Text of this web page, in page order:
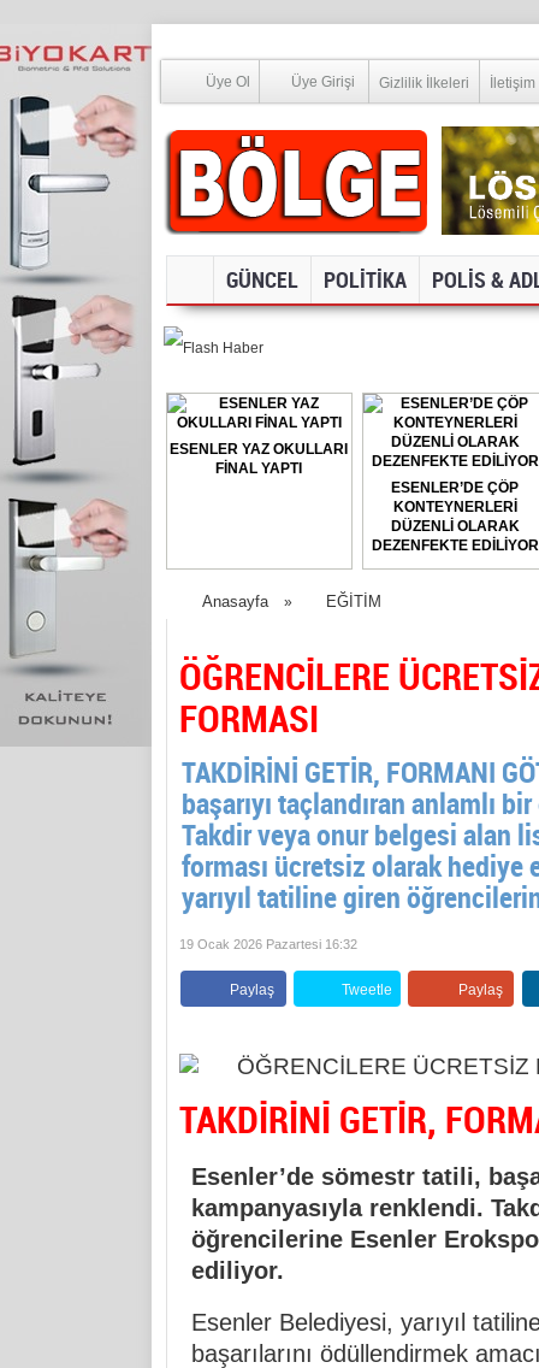
Üye Ol Üye Girişi Gizlilik İlkeleri İletişim
GÜNCEL POLİTİKA POLİS &
ESENLER YAZ OKULLARI
FİNAL YAPTI
ESENLER’DE ÇÖP
KONTEYNERLERİ
DÜZENLİ OLARAK
DEZENFEKTE EDİLİYOR
Anasayfa » EĞİTİM
ÖĞRENCİLERE
FORMASI
TAKDİRİNİ GETİR, FORMANI
başarıyı taçlandıran anlamlı
Takdir veya onur belgesi alan
forması ücretsiz olarak
yarıyıl tatiline giren
19 Ocak 2026 Pazartesi 16:32
Paylaş Tweetle Paylaş
TAKDİRİNİ GETİR,
Esenler’de sömestr tatili,
kampanyasıyla renklendi.
öğrencilerine Esenler
ediliyor.
Esenler Belediyesi, yarıyıl
başarılarını ödüllendirmek